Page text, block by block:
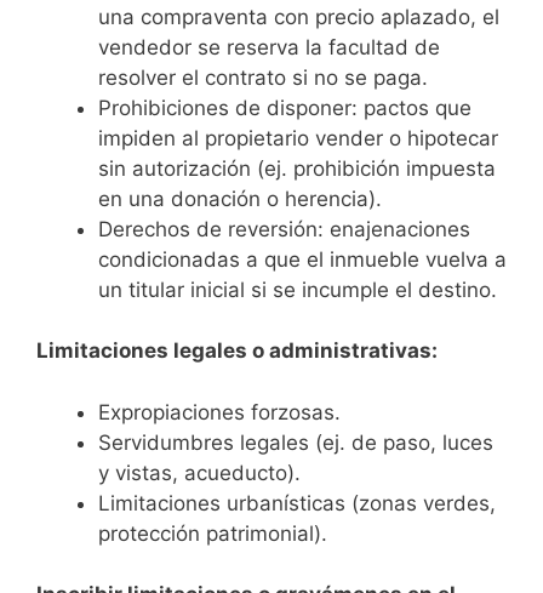
una compraventa con precio aplazado, el
vendedor se reserva la facultad de
resolver el contrato si no se paga.
Prohibiciones de disponer: pactos que
impiden al propietario vender o hipotecar
sin autorización (ej. prohibición impuesta
en una donación o herencia).
Derechos de reversión: enajenaciones
condicionadas a que el inmueble vuelva a
un titular inicial si se incumple el destino.
Limitaciones legales o administrativas:
Expropiaciones forzosas.
Servidumbres legales (ej. de paso, luces
y vistas, acueducto).
Limitaciones urbanísticas (zonas verdes,
protección patrimonial).